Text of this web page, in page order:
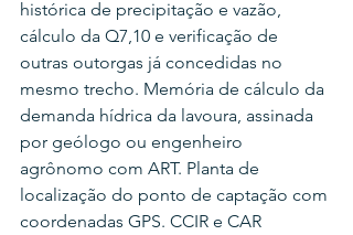
histórica de precipitação e vazão,
cálculo da Q7,10 e verificação de
outras outorgas já concedidas no
mesmo trecho. Memória de cálculo da
demanda hídrica da lavoura, assinada
por geólogo ou engenheiro
agrônomo com ART. Planta de
localização do ponto de captação com
coordenadas GPS. CCIR e CAR